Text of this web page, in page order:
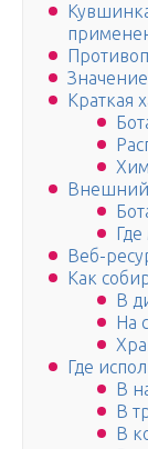
Краткая
Веб-
Как
В
На
Где
В
В
В